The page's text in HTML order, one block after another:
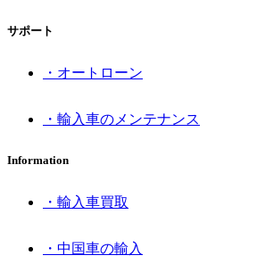
サポート
・オートローン
・輸入車のメンテナンス
Information
・輸入車買取
・中国車の輸入